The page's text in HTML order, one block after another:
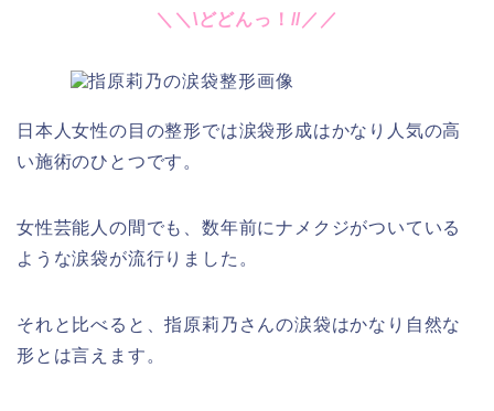
＼＼\どどんっ！//／／
日本人女性の目の整形では涙袋形成はかなり人気の高
い施術のひとつです。
女性芸能人の間でも、数年前にナメクジがついている
ような涙袋が流行りました。
それと比べると、指原莉乃さんの涙袋はかなり自然な
形とは言えます。